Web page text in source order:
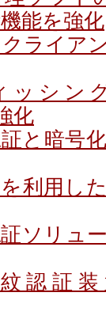
能を強化
ライア
ッシン
化
と暗号
利用し
ソリュ
認証